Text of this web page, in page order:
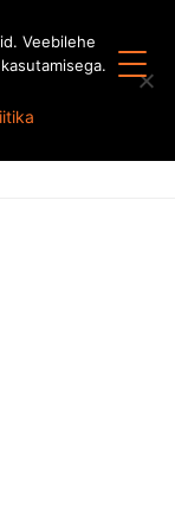
Veebilehe